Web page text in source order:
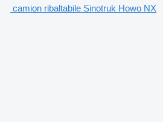
camion ribaltabile Sinotruk Howo NX